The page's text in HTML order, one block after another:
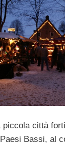
piccola città
Bassi, al